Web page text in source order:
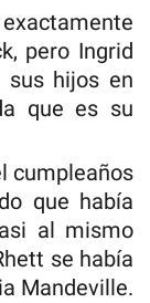
pero Ingrid
sus hijos en
que es su
cumpleaños
que había
al mismo
se había
Mandeville.